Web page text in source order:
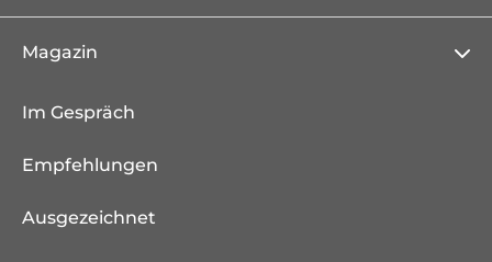
Magazin
Im Gespräch
Empfehlungen
Ausgezeichnet